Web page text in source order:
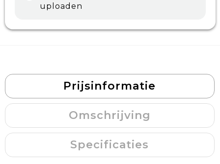
uploaden
Prijsinformatie
Omschrijving
Specificaties